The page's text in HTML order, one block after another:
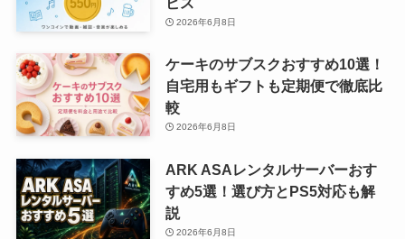
2026年6月8日
ケーキのサブスクおすすめ10選！
自宅用もギフトも定期便で徹底比
較
2026年6月8日
ARK ASAレンタルサーバーおす
すめ5選！選び方とPS5対応も解
説
2026年6月8日